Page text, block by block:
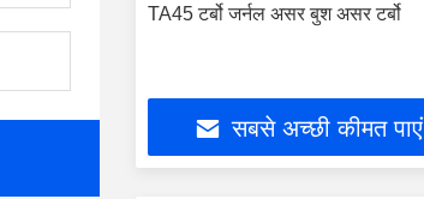
TA45 टर्बो जर्नल असर बुश असर टर्बो
सबसे अच्छी कीमत पाएं